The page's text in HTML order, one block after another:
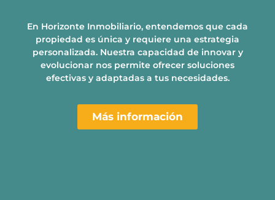
En Horizonte Inmobiliario, entendemos que cada
propiedad es única y requiere una estrategia
personalizada. Nuestra capacidad de innovar y
evolucionar nos permite ofrecer soluciones
efectivas y adaptadas a tus necesidades.
Más información